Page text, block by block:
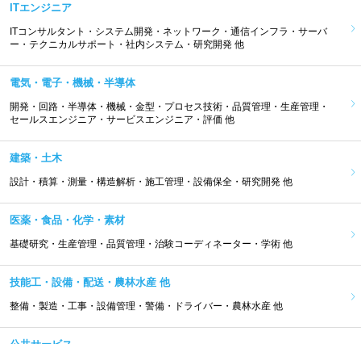
ITエンジニア
ITコンサルタント・システム開発・ネットワーク・通信インフラ・サーバ
ー・テクニカルサポート・社内システム・研究開発 他
電気・電子・機械・半導体
開発・回路・半導体・機械・金型・プロセス技術・品質管理・生産管理・
セールスエンジニア・サービスエンジニア・評価 他
建築・土木
設計・積算・測量・構造解析・施工管理・設備保全・研究開発 他
医薬・食品・化学・素材
基礎研究・生産管理・品質管理・治験コーディネーター・学術 他
技能工・設備・配送・農林水産 他
整備・製造・工事・設備管理・警備・ドライバー・農林水産 他